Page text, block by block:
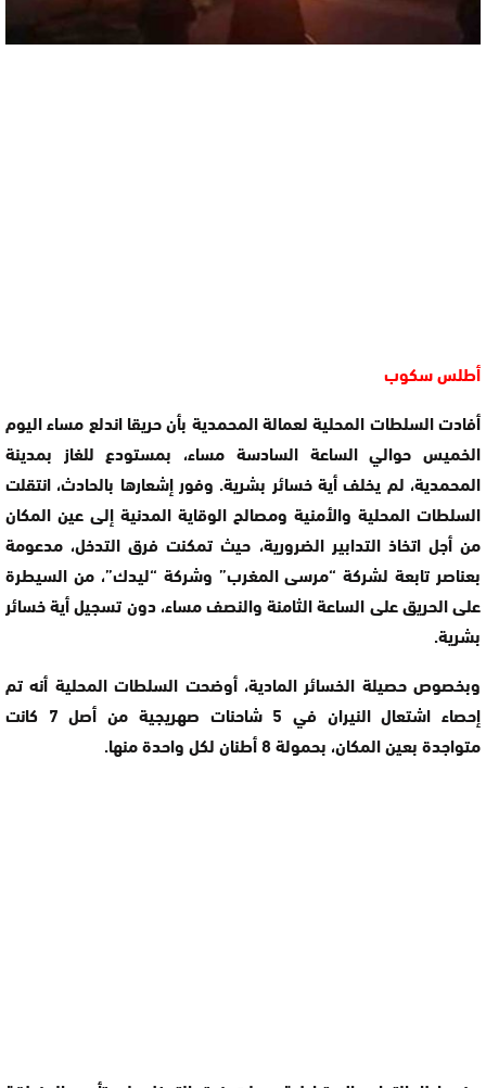
أطلس سكوب
أفادت السلطات المحلية لعمالة المحمدية بأن حريقا اندلع مساء اليوم
الخميس حوالي الساعة السادسة مساء، بمستودع للغاز بمدينة
المحمدية، لم يخلف أية خسائر بشرية. وفور إشعارها بالحادث، انتقلت
السلطات المحلية والأمنية ومصالح الوقاية المدنية إلى عين المكان
من أجل اتخاذ التدابير الضرورية، حيث تمكنت فرق التدخل، مدعومة
بعناصر تابعة لشركة “مرسى المغرب” وشركة “ليدك”، من السيطرة
على الحريق على الساعة الثامنة والنصف مساء، دون تسجيل أية خسائر
بشرية.
وبخصوص حصيلة الخسائر المادية، أوضحت السلطات المحلية أنه تم
إحصاء اشتعال النيران في 5 شاحنات صهريجية من أصل 7 كانت
متواجدة بعين المكان، بحمولة 8 أطنان لكل واحدة منها.